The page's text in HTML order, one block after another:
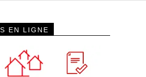
EN LIGNE